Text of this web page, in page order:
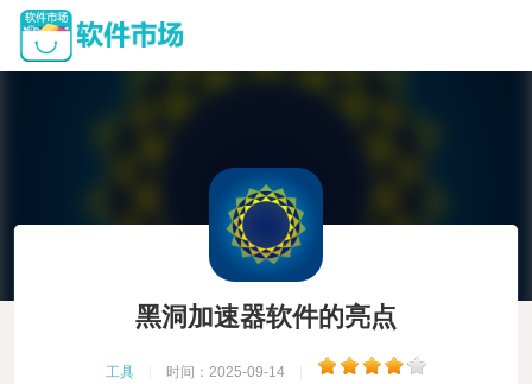
黑洞加速器软件的亮点
工具 时间：2025-09-14